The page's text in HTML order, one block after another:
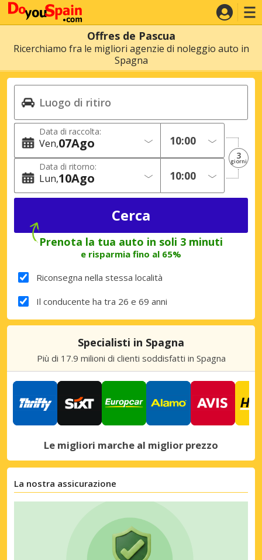
Offres de Pascua
Ricerchiamo fra le migliori agenzie di noleggio auto in
Spagna
Data di raccolta:
Ven 07Ago
Data di ritorno:
Lun 10Ago
3
giorni
Prenota la tua auto in soli 3 minuti
e risparmia fino al 65%
Riconsegna nella stessa località
Il conducente ha tra 26 e 69 anni
Specialisti in Spagna
Più di 17.9 milioni di clienti soddisfatti in Spagna
Le migliori marche al miglior prezzo
La nostra assicurazione